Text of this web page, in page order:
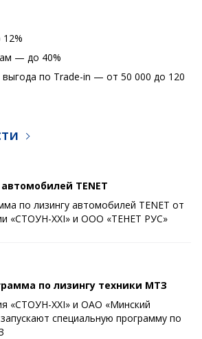
— до 40%
по Trade-in — от 50 000 до 120
TENET
по лизингу автомобилей TENET от
«СТОУН-XXI» и ООО «ТЕНЕТ РУС»
по лизингу техники МТЗ
«СТОУН-XXI» и ОАО «Минский
специальную программу по